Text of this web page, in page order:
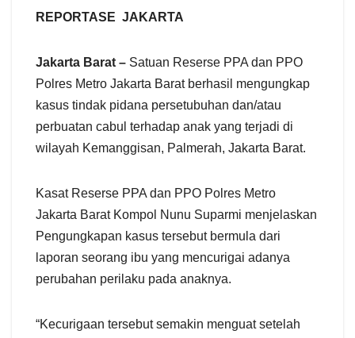
a
REPORTASE JAKARTA
Jakarta Barat – Satuan Reserse PPA dan PPO
Polres Metro Jakarta Barat berhasil mengungkap
kasus tindak pidana persetubuhan dan/atau
perbuatan cabul terhadap anak yang terjadi di
wilayah Kemanggisan, Palmerah, Jakarta Barat.
Kasat Reserse PPA dan PPO Polres Metro
Jakarta Barat Kompol Nunu Suparmi menjelaskan
Pengungkapan kasus tersebut bermula dari
laporan seorang ibu yang mencurigai adanya
perubahan perilaku pada anaknya.
“Kecurigaan tersebut semakin menguat setelah